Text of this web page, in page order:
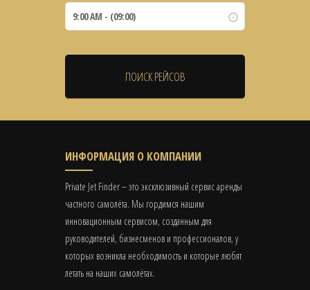
ИНФОРМАЦИЯ О КОМПАНИИ
Private Jet Finder – это эксклюзивный сервис аренды
частного самолёта. Мы гордимся нашим
инновационным сервисом, созданным для
руководителей, бизнесменов и профессионалов, у
которых возникла необходимость и которые любят
летать на наших самолётах.